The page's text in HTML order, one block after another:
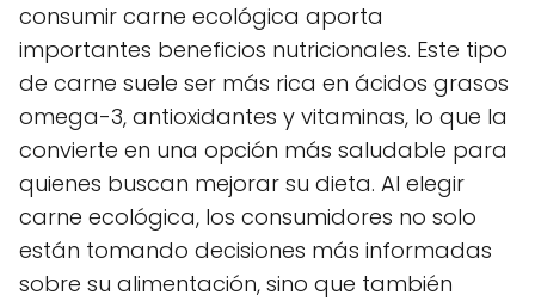
consumir carne ecológica aporta
importantes beneficios nutricionales. Este tipo
de carne suele ser más rica en ácidos grasos
omega-3, antioxidantes y vitaminas, lo que la
convierte en una opción más saludable para
quienes buscan mejorar su dieta. Al elegir
carne ecológica, los consumidores no solo
están tomando decisiones más informadas
sobre su alimentación, sino que también